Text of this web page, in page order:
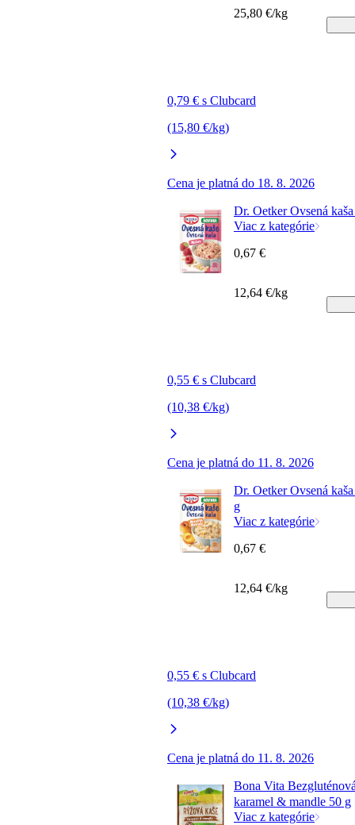
0,79 € s Clubcard
(15,80 €/kg)
Cena je platná do 18. 8. 2026
25,80 €/kg
Dr. Oetker Ovsená
Viac z kategórie
0,55 € s Clubcard
(10,38 €/kg)
Cena je platná do 11. 8. 2026
0,67 €
12,64 €/kg
Dr. Oetker Ovsená
g
Viac z kategórie
0,55 € s Clubcard
(10,38 €/kg)
Cena je platná do 11. 8. 2026
0,67 €
12,64 €/kg
Bona Vita
karamel & mandle 50 g
Viac z kategórie